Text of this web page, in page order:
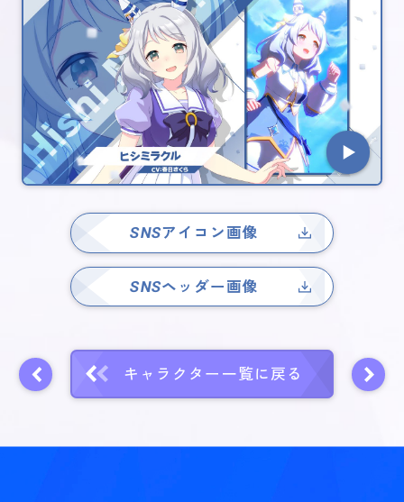
SNSアイコン画像
SNSヘッダー画像
キャラクター一覧に戻る